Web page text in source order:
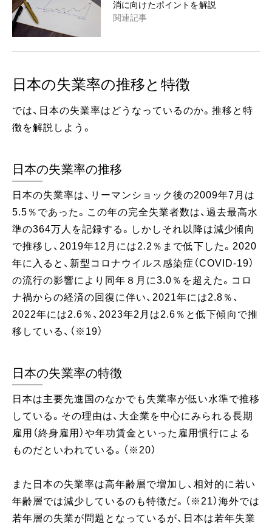
消に向けたポイントを解説
関連記事
日本の失業率の推移と特徴
では、日本の失業率はどうなっているのか。推移と特
徴を解説しよう。
日本の失業率の推移
日本の失業率は、リーマンショック後の2009年7月は
5.5％であった。この年の完全失業者数は、過去最高水
準の364万人を記録する。しかしそれ以降は減少傾向
で推移し、2019年12月には2.2％まで低下した。2020
年に入ると、新型コロナウイルス感染症（COVID-19）
の流行の影響により同年８月に3.0％を超えた。コロ
ナ禍からの経済の回復に伴い、2021年には2.8％、
2022年には2.6％、2023年2月は2.6％と低下傾向で推
移している、（※19）
日本の失業率の特徴
日本は主要先進国のなかでも失業率が低い水準で推移
している。その理由は、大企業を中心にみられる長期
雇用（終身雇用）や年功賃金といった雇用慣行による
ものだといわれている。（※20）
また日本の失業率は高年齢層で増加し、相対的に若い
年齢層では減少しているのも特徴だ。（※21）海外では
若年層の失業が問題となっているが、日本は若年失業